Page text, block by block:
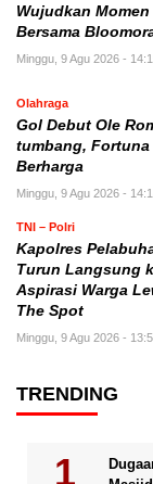
Wujudkan
Bersama
Minggu, 9 Agu 2026 -
Olahraga
Gol Debut Ole
tumbang,
Berharga
Minggu, 9 Agu 2026 -
TNI – Polri
Kapolres
Turun Langsung
Aspirasi Warga
The Spot
Minggu, 9 Agu 2026 -
TRENDING